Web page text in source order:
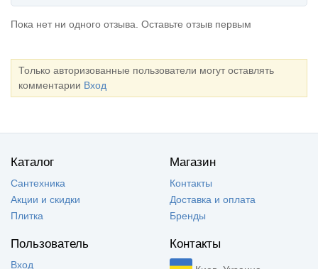
Пока нет ни одного отзыва. Оставьте отзыв первым
Только авторизованные пользователи могут оставлять
комментарии Вход
Каталог
Сантехника
Акции и скидки
Плитка
Магазин
Контакты
Доставка и оплата
Бренды
Пользователь
Вход
Контакты